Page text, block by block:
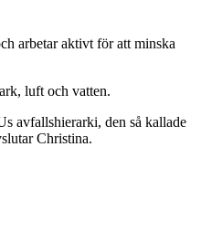
arbetar aktivt för att minska
luft och vatten.
avfallshierarki, den så kallade
Christina.